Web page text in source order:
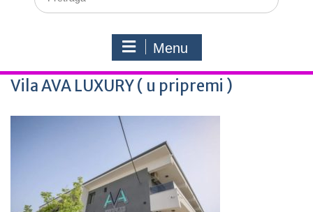
Menu
Vila AVA LUXURY ( u pripremi )